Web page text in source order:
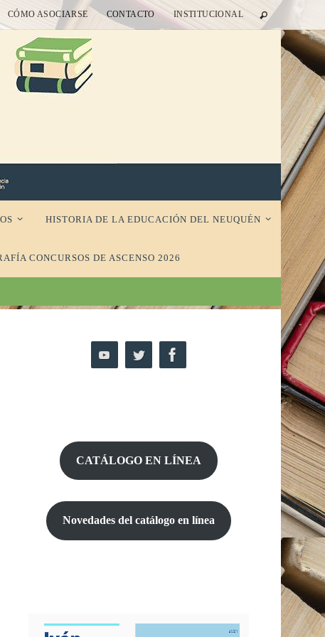
CÓMO ASOCIARSE CONTACTO INSTITUCIONAL
HISTORIA DE LA EDUCACIÓN DEL NEUQUÉN
CONCURSOS DE ASCENSO 2026
CATÁLOGO EN LÍNEA
Novedades del catálogo en línea